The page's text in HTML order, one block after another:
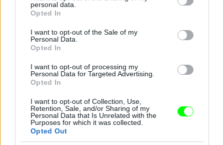
grant or deny consent to Google and its third-party tags to
use your data for below specified purposes in below Google
consent section.
personal data.
Opted In
I want to opt-out of the Sale of my
Personal Data.
Opted In
I want to opt-out of processing my
Personal Data for Targeted Advertising.
Opted In
I want to opt-out of Collection, Use,
Retention, Sale, and/or Sharing of my
Personal Data that Is Unrelated with the
Purposes for which it was collected.
Opted Out